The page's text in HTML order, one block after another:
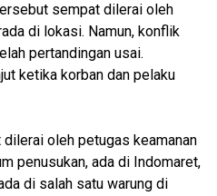
sempat dilerai oleh
di lokasi. Namun, konflik
pertandingan usai.
ketika korban dan pelaku
oleh petugas keamanan
penusukan, ada di Indomaret,
di salah satu warung di